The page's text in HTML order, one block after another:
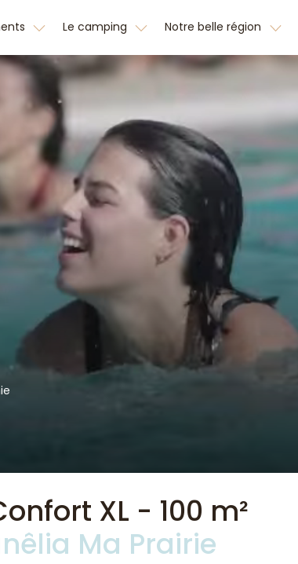
Le camping Notre belle région
XL - 100 m²
Ma Prairie